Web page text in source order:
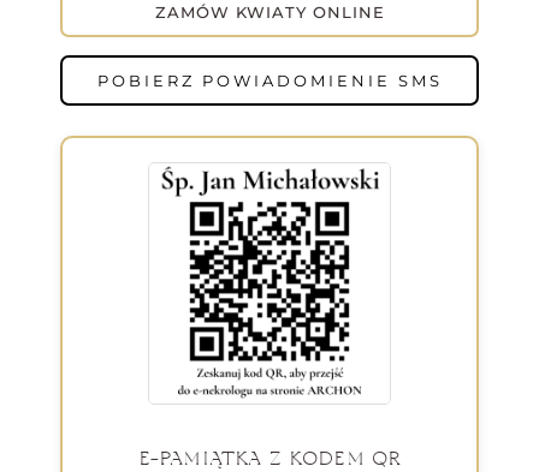
ZAMÓW KWIATY ONLINE
POBIERZ POWIADOMIENIE SMS
E-PAMIĄTKA Z KODEM QR